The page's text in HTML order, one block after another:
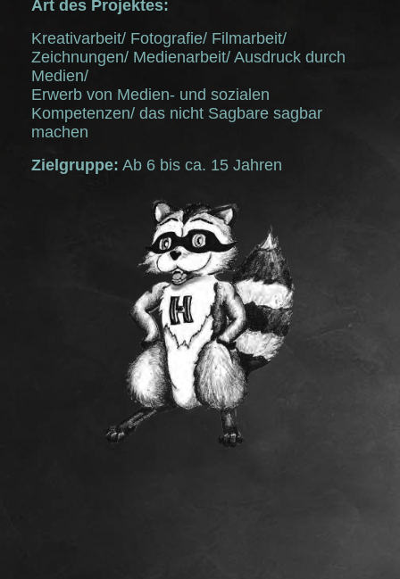
Art des Projektes:
Kreativarbeit/ Fotografie/ Filmarbeit/
Zeichnungen/ Medienarbeit/ Ausdruck durch
Medien/
Erwerb von Medien- und sozialen
Kompetenzen/ das nicht Sagbare sagbar
machen
Zielgruppe: Ab 6 bis ca. 15 Jahren